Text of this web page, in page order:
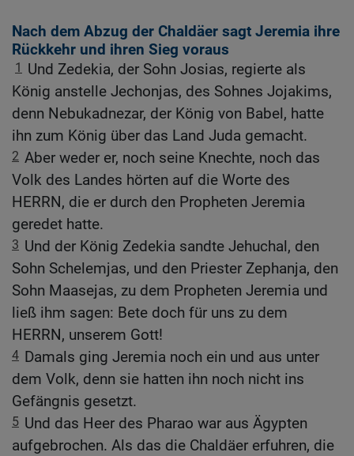
Nach dem Abzug der Chaldäer sagt Jeremia ihre
Rückkehr und ihren Sieg voraus
1
Und Zedekia, der Sohn Josias, regierte als
König anstelle Jechonjas, des Sohnes Jojakims,
denn Nebukadnezar, der König von Babel, hatte
ihn zum König über das Land Juda gemacht.
2 Aber weder er, noch seine Knechte, noch das
Volk des Landes hörten auf die Worte des
HERRN, die er durch den Propheten Jeremia
geredet hatte.
3 Und der König Zedekia sandte Jehuchal, den
Sohn Schelemjas, und den Priester Zephanja, den
Sohn Maasejas, zu dem Propheten Jeremia und
ließ ihm sagen: Bete doch für uns zu dem
HERRN, unserem Gott!
4 Damals ging Jeremia noch ein und aus unter
dem Volk, denn sie hatten ihn noch nicht ins
Gefängnis gesetzt.
5 Und das Heer des Pharao war aus Ägypten
aufgebrochen. Als das die Chaldäer erfuhren, die